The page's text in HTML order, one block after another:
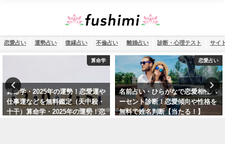
恋愛占い 運勢占い 復縁占い 不倫占い 離婚占い 診断・心理テスト サイ
恋愛占い
名前占い・ひらがなで恋愛相性パ
ーセント診断！恋愛傾向や性格を
無料で姓名判断【当たる！】
恋愛占い
ソウルメイト占い・無料診断であ
の人が運命の人なのか鑑定【ツイ
ンソウル診断】